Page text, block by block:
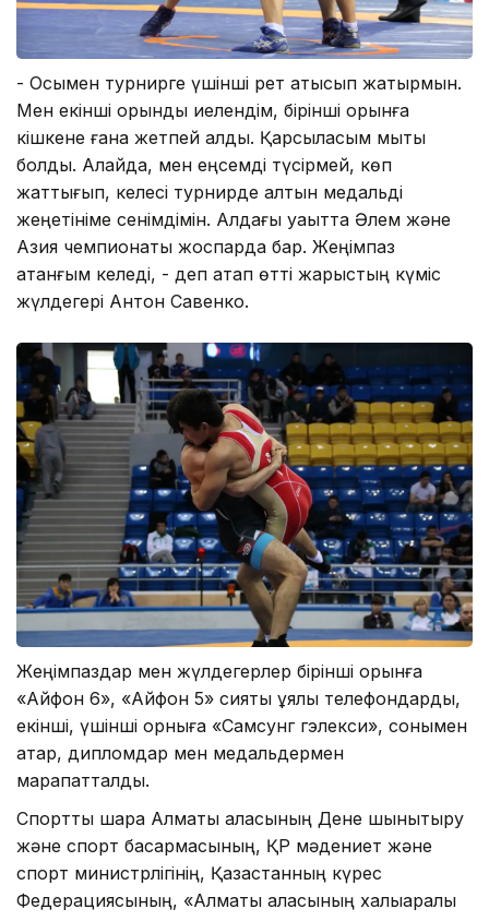
- Осымен турнирге үшінші рет қатысып жатырмын.
Мен екінші орынды иелендім, бірінші орынға
кішкене ғана жетпей қалды. Қарсыласым мықты
болды. Алайда, мен еңсемді түсірмей, көп
жаттығып, келесі турнирде алтын медальді
жеңетініме сенімдімін. Алдағы уақытта Әлем және
Азия чемпионаты жоспарда бар. Жеңімпаз
атанғым келеді, - деп атап өтті жарыстың күміс
жүлдегері Антон Савенко.
Жеңімпаздар мен жүлдегерлер бірінші орынға
«Айфон 6», «Айфон 5» сияқты ұялы телефондарды,
екінші, үшінші орныға «Самсунг гэлекси», сонымен
қатар, дипломдар мен медальдермен
марапатталды.
Спорттық шара Алматы қаласының Дене шынықтыру
және спорт басқармасының, ҚР мәдениет және
спорт министрлігінің, Қазақстанның күрес
Федерациясының, «Алматы қаласының халықаралық